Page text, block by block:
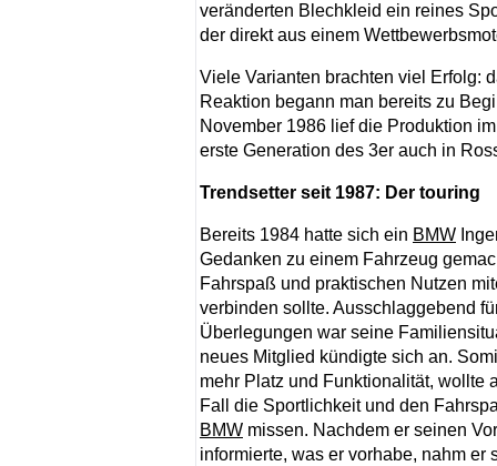
veränderten Blechkleid ein reines
der direkt aus einem
Viele Varianten brachten viel Erfolg:
Reaktion begann man bereits zu
November 1986 lief die Produktion
erste Generation des 3er auch in
Trendsetter seit 1987: Der touring
Bereits 1984 hatte sich ein BMW
Gedanken zu einem Fahrzeug
Fahrspaß und praktischen Nutzen
verbinden sollte. Ausschlaggebend
Überlegungen war seine
neues Mitglied kündigte sich an.
mehr Platz und Funktionalität, wollte
Fall die Sportlichkeit und den
BMW missen. Nachdem er seinen
informierte, was er vorhabe, nahm